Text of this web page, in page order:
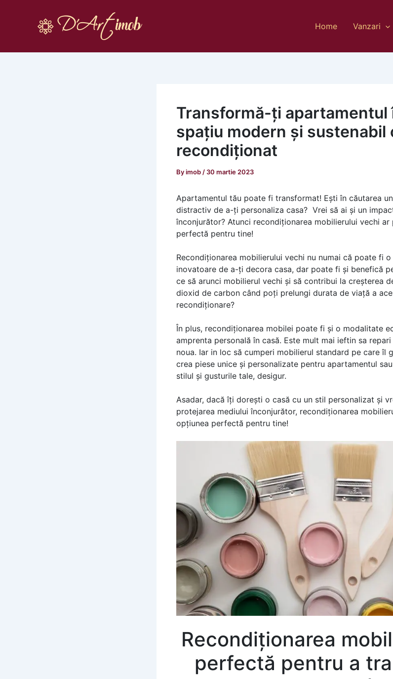
Home Vanzari
Transformă-ți apartamentul
spațiu modern și sustenabil
recondiționat
Byimob / 30 martie 2023
Apartamentul tău poate fi transformat! Ești în căutarea
distractiv de a-ți personaliza casa? Vrei să ai și un
înconjurător? Atunci recondiționarea mobilierului vechi
perfectă pentru tine!
Recondiționarea mobilierului vechi nu numai că poate fi
inovatoare de a-ți decora casa, dar poate fi și benefică
ce să arunci mobilierul vechi și să contribui la creșterea
dioxid de carbon când poți prelungi durata de viață a
recondiționare?
În plus, recondiționarea mobilei poate fi și o modalitate
amprenta personală în casă. Este mult mai ieftin sa
noua. Iar in loc să cumperi mobilierul standard pe care îl
crea piese unice și personalizate pentru apartamentul
stilul și gusturile tale, desigur.
Asadar, dacă îți dorești o casă cu un stil personalizat și
protejarea mediului înconjurător, recondiționarea
opțiunea perfectă pentru tine!
Recondiționarea
perfectă pentru a